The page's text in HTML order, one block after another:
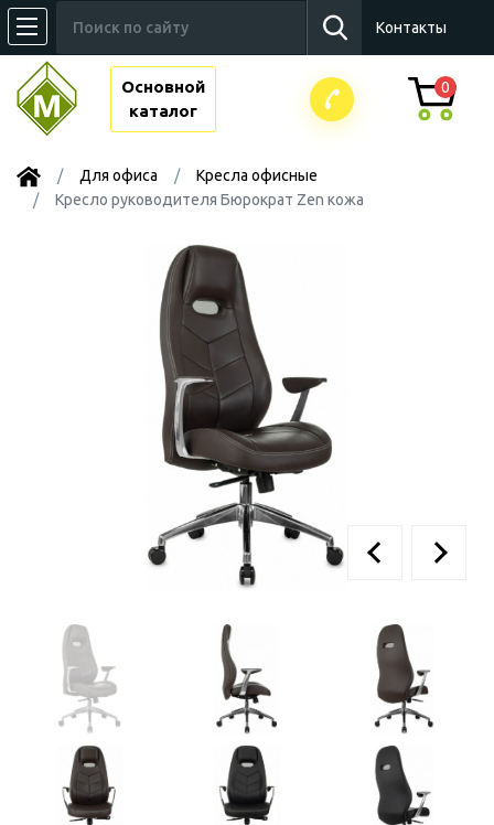
Контакты
Основной
каталог
0
Для офиса
Kресла офисные
Кресло руководителя Бюрократ Zen кожа